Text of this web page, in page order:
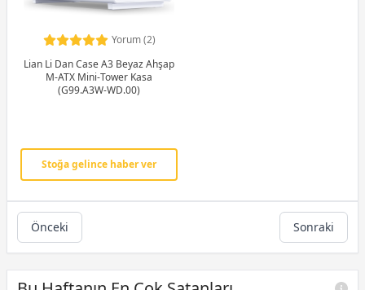
Yorum (2)
Lian Li Dan Case A3 Beyaz Ahşap
M-ATX Mini-Tower Kasa
(G99.A3W-WD.00)
Stoğa gelince haber ver
Önceki Sonraki